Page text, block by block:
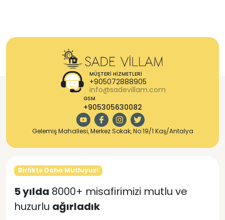
MÜŞTERI HIZMETLERI
+905072888905
info@sadevillam.com
GSM
+905305630082
Gelemiş Mahallesi, Merkez Sokak, No:19/1 Kaş/Antalya
Birlikte Daha Mutluyuz!
5 yılda 8000+ misafirimizi mutlu ve
huzurlu ağırladık